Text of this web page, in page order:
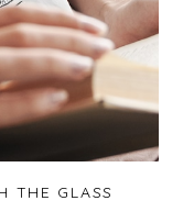
THE GLASS